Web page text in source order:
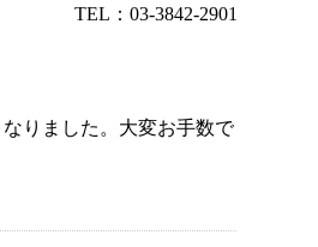
TEL：03-3842-2901
りました。大変お手数で